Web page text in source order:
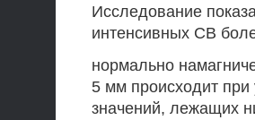
Исследование
интенсивных СВ
нормально
5 мм происходит
значений, лежащих